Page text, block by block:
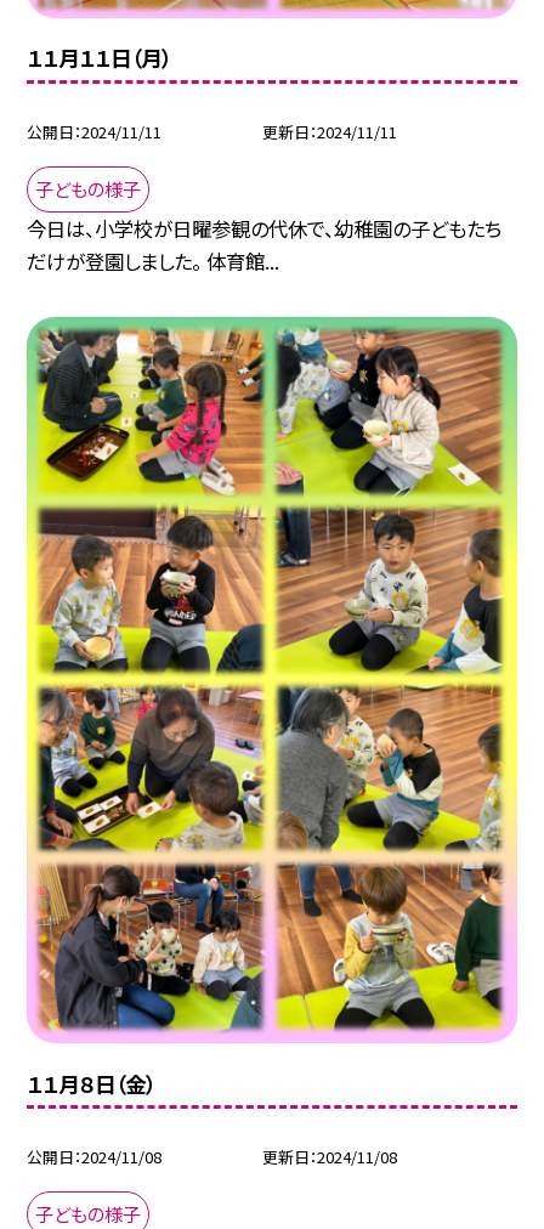
１１月１１日（月）
公開日 2024/11/11 更新日 2024/11/11
子どもの様子
今日は、小学校が日曜参観の代休で、幼稚園の子どもたち
だけが登園しました。 体育館...
１１月８日（金）
公開日 2024/11/08 更新日 2024/11/08
子どもの様子